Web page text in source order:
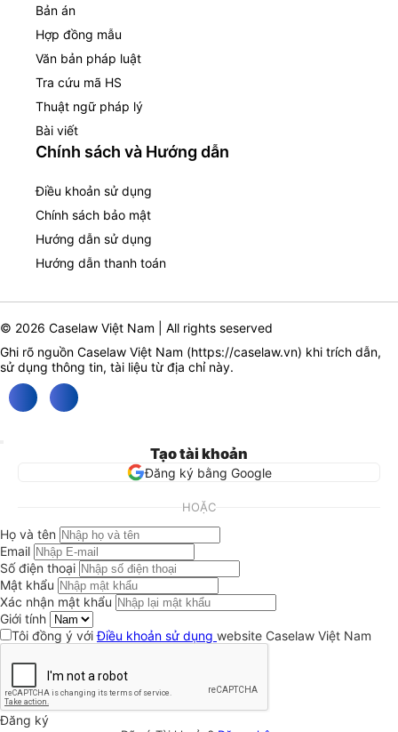
Bản án
Hợp đồng mẫu
Văn bản pháp luật
Tra cứu mã HS
Thuật ngữ pháp lý
Bài viết
Chính sách và Hướng dẫn
Điều khoản sử dụng
Chính sách bảo mật
Hướng dẫn sử dụng
Hướng dẫn thanh toán
© 2026 Caselaw Việt Nam | All rights seserved
Ghi rõ nguồn Caselaw Việt Nam (https://caselaw.vn) khi trích dẫn,
sử dụng thông tin, tài liệu từ địa chỉ này.
Tạo tài khoản
Đăng ký bằng Google
HOẶC
Họ và tên
Email
Số điện thoại
Mật khẩu
Xác nhận mật khẩu
Giới tính
Tôi đồng ý vớiĐiều khoản sử dụng website Caselaw Việt Nam
Đăng ký